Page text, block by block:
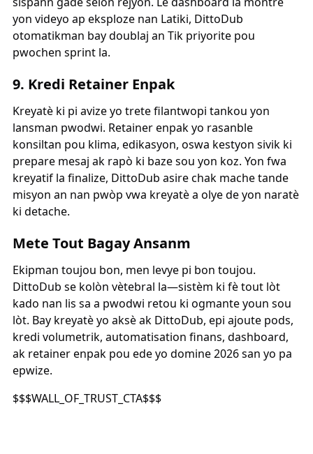
yon videyo ap eksploze nan Latiki, DittoDub
otomatikman bay doublaj an Tik priyorite pou
pwochen sprint la.
9. Kredi Retainer Enpak
Kreyatè ki pi avize yo trete filantwopi tankou yon
lansman pwodwi. Retainer enpak yo rasanble
konsiltan pou klima, edikasyon, oswa kestyon sivik ki
prepare mesaj ak rapò ki baze sou yon koz. Yon fwa
kreyatif la finalize, DittoDub asire chak mache tande
misyon an nan pwòp vwa kreyatè a olye de yon naratè
ki detache.
Mete Tout Bagay Ansanm
Ekipman toujou bon, men levye pi bon toujou.
DittoDub se kolòn vètebral la—sistèm ki fè tout lòt
kado nan lis sa a pwodwi retou ki ogmante youn sou
lòt. Bay kreyatè yo aksè ak DittoDub, epi ajoute pods,
kredi volumetrik, automatisation finans, dashboard,
ak retainer enpak pou ede yo domine 2026 san yo pa
epwize.
$$$WALL_OF_TRUST_CTA$$$